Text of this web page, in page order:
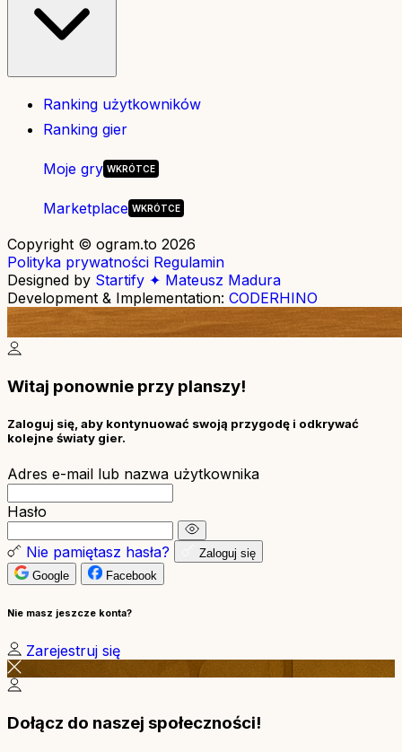
Ranking użytkowników
Ranking gier
Moje gry
Marketplace
Copyright © ogram.to 2026
Polityka prywatności Regulamin
Designed by Startify ✦ Mateusz Madura
Development & Implementation: CODERHINO
Witaj ponownie przy planszy!
Zaloguj się, aby kontynuować swoją przygodę i odkrywać
kolejne światy gier.
Adres e-mail lub nazwa użytkownika
Hasło
Nie pamiętasz hasła?
Zaloguj się
Google
Facebook
Nie masz jeszcze konta?
Zarejestruj się
Dołącz do naszej społeczności!